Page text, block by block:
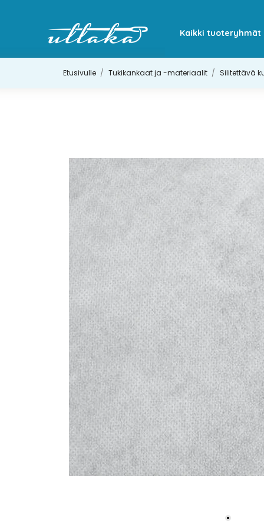
Kaikki tuoteryhmät
Etusivulle Tukikankaat ja -materiaalit Silitettävä